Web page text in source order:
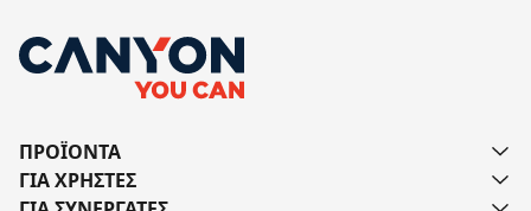
ΠΡΟΪΟΝΤΑ
ΓΙΑ ΧΡΗΣΤΕΣ